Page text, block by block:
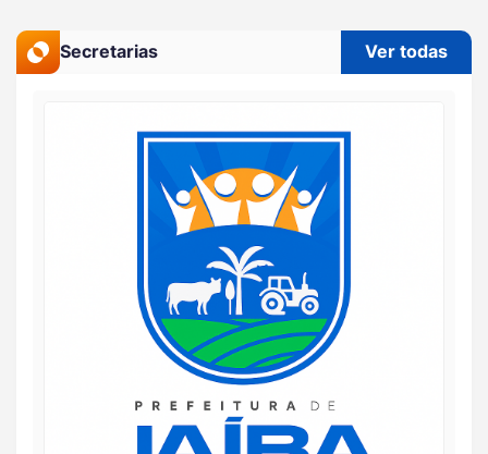
Secretarias Ver todas